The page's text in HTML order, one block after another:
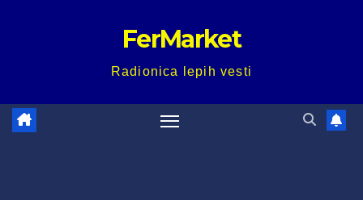
FerMarket
Radionica lepih vesti